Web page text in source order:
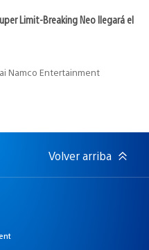
Limit-Breaking Neo llegará el
Namco Entertainment
Volver arriba